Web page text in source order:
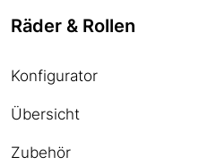
Räder & Rollen
Konfigurator
Übersicht
Zubehör